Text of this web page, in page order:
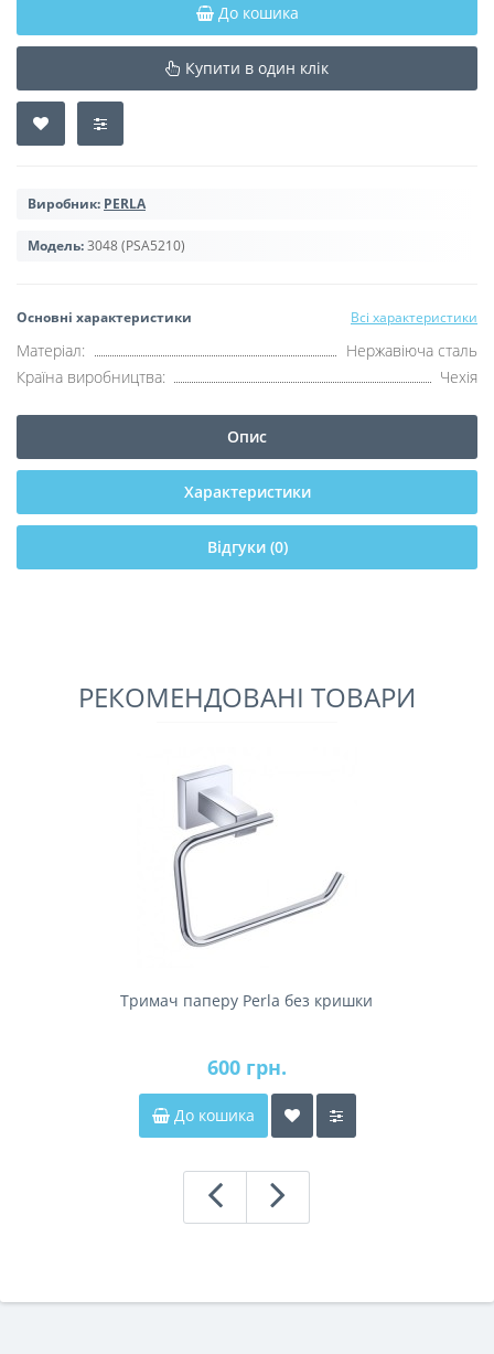
До кошика
Купити в один клік
Виробник: PERLA
Модель:3048 (PSA5210)
Основні характеристики Всі характеристики
Матеріал:
Нержавіюча сталь
Країна виробництва:
Чехія
Опис
Характеристики
Відгуки (0)
РЕКОМЕНДОВАНІ ТОВАРИ
Тримач паперу Perla без кришки
600 грн.
До кошика